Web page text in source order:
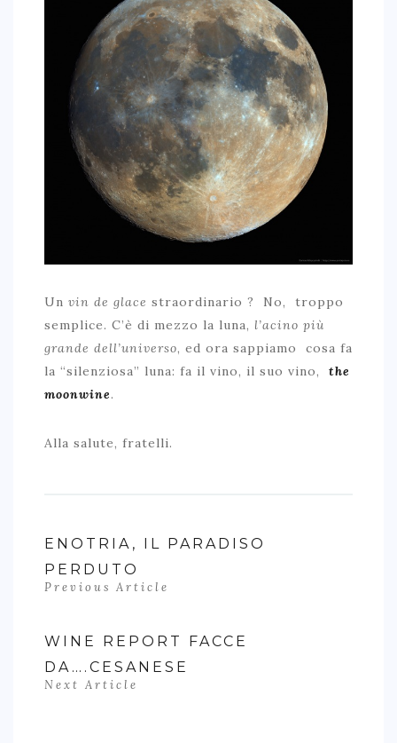
Un vin de glace straordinario ? No, troppo
semplice. C’è di mezzo la luna, l’acino più
grande dell’universo, ed ora sappiamo cosa fa
la “silenziosa” luna: fa il vino, il suo vino,
the
moonwine.
Alla salute, fratelli.
ENOTRIA, IL PARADISO
PERDUTO
Previous Article
WINE REPORT FACCE
DA….CESANESE
Next Article